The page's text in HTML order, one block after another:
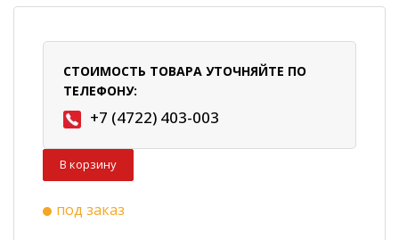
СТОИМОСТЬ ТОВАРА УТОЧНЯЙТЕ ПО
ТЕЛЕФОНУ:
+7 (4722) 403-003
В корзину
под заказ